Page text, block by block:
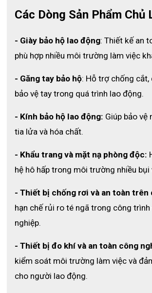
toàn trong môi trường lao động
dựng.
3.2 Vỏ mũ nhựa HDPE nguyên
Vỏ mũ được làm từ nhựa HDPE
này còn chống ăn mòn khi tiếp xúc
dạng lỏng như axit đậm đặc, kiềm,
Ngoài ra, nhựa HDPE có khả năng
cháy tốt, chỉ bắt cháy ở nhiệt độ
Các Dòng Sản Phẩm Chủ
- Giày bảo hộ lao động: Thiết kế an
phù hợp nhiều môi trường làm việc
- Găng tay bảo hộ: Hỗ trợ chống cắt,
bảo vệ tay trong quá trình lao động.
- Kính bảo hộ lao động: Giúp bảo vệ
tia lửa và hóa chất.
- Khẩu trang và mặt nạ phòng độc:
hệ hô hấp trong môi trường nhiều bụi
- Thiết bị chống rơi và an toàn trên
hạn chế rủi ro té ngã trong công trình
nghiệp.
- Thiết bị đo khí và an toàn công
kiểm soát môi trường làm việc và
cho người lao động.